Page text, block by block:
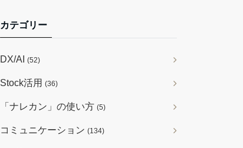
カテゴリー
DX/AI (52)
Stock活用 (36)
「ナレカン」の使い方 (5)
コミュニケーション (134)